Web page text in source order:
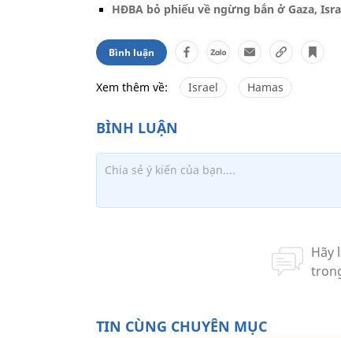
HĐBA bỏ phiếu về ngừng bắn ở Gaza,
Bình luận
Xem thêm về: Israel Hamas
TIN CÙNG CHUYÊN MỤC